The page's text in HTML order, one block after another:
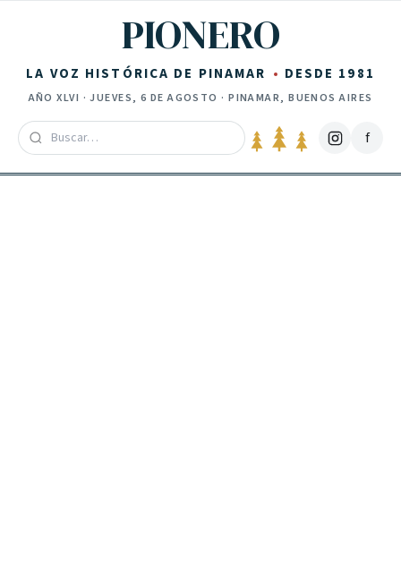
PIONERO
LA VOZ HISTÓRICA DE PINAMAR DESDE 1981
AÑOXLVI ·JUEVES, 6 DE AGOSTO · PINAMAR, BUENOS AIRES
f